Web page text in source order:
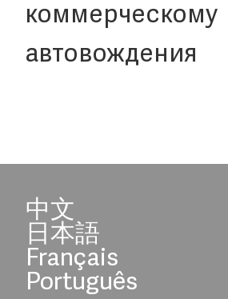
автовождения
中文
日本語
Français
Português